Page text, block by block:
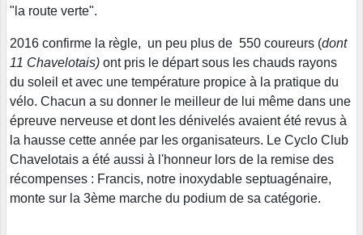
"la route verte".
2016 confirme la règle, un peu plus de 550 coureurs (dont
11 Chavelotais) ont pris le départ sous les chauds rayons
du soleil et avec une température propice à la pratique du
vélo. Chacun a su donner le meilleur de lui même dans une
épreuve nerveuse et dont les dénivelés avaient été revus à
la hausse cette année par les organisateurs. Le Cyclo Club
Chavelotais a été aussi à l'honneur lors de la remise des
récompenses : Francis, notre inoxydable septuagénaire,
monte sur la 3ème marche du podium de sa catégorie.